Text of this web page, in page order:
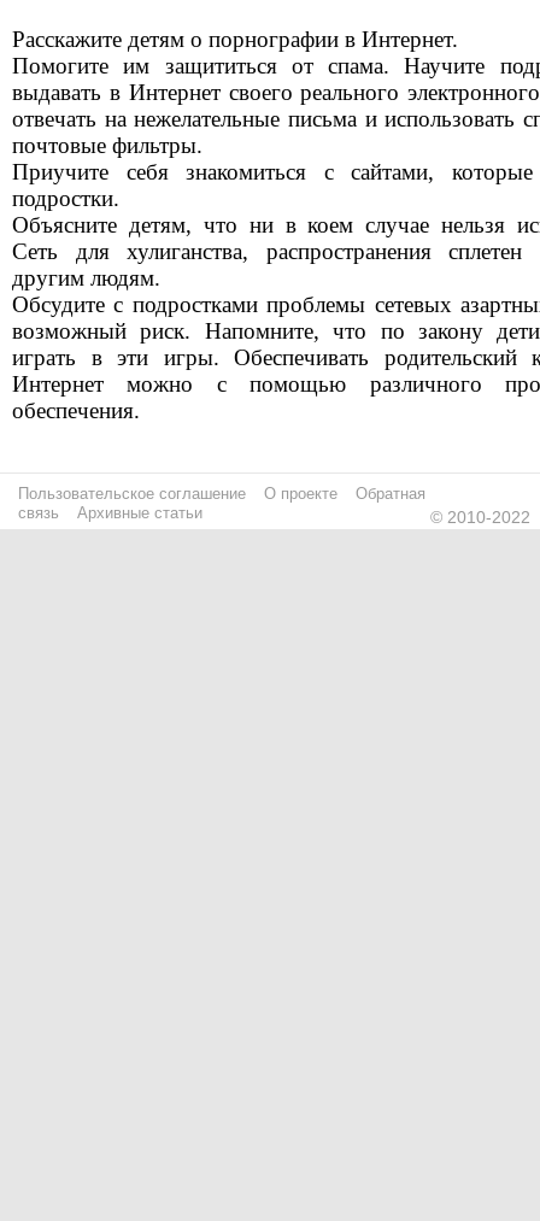
Расскажите детям о порнографии в Интернет.
Помогите им защититься от спама. Научите
выдавать в Интернет своего реального
отвечать на нежелательные письма и использовать
почтовые фильтры.
Приучите себя знакомиться с сайтами,
подростки.
Объясните детям, что ни в коем случае нельзя
Сеть для хулиганства, распространения
другим людям.
Обсудите с подростками проблемы сетевых
возможный риск. Напомните, что по закону
играть в эти игры. Обеспечивать родительский
Интернет можно с помощью различного
обеспечения.
Пользовательское соглашение О проекте
Обратная
связь
Архивные статьи © 2010-2022